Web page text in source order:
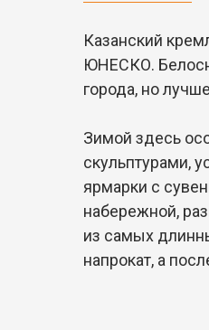
Казанский
ЮНЕСКО.
города, но
Зимой здесь
скульптурами,
ярмарки с
набережной,
из самых
напрокат, а